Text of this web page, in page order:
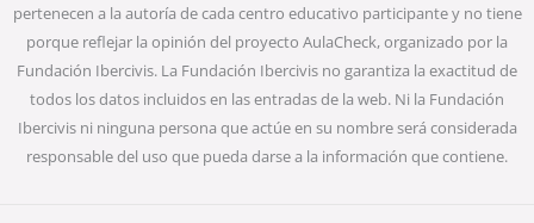
pertenecen a la autoría de cada centro educativo participante y no tiene
porque reflejar la opinión del proyecto AulaCheck, organizado por la
Fundación Ibercivis. La Fundación Ibercivis no garantiza la exactitud de
todos los datos incluidos en las entradas de la web. Ni la Fundación
Ibercivis ni ninguna persona que actúe en su nombre será considerada
responsable del uso que pueda darse a la información que contiene.